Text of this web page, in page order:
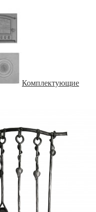
Комплектующие